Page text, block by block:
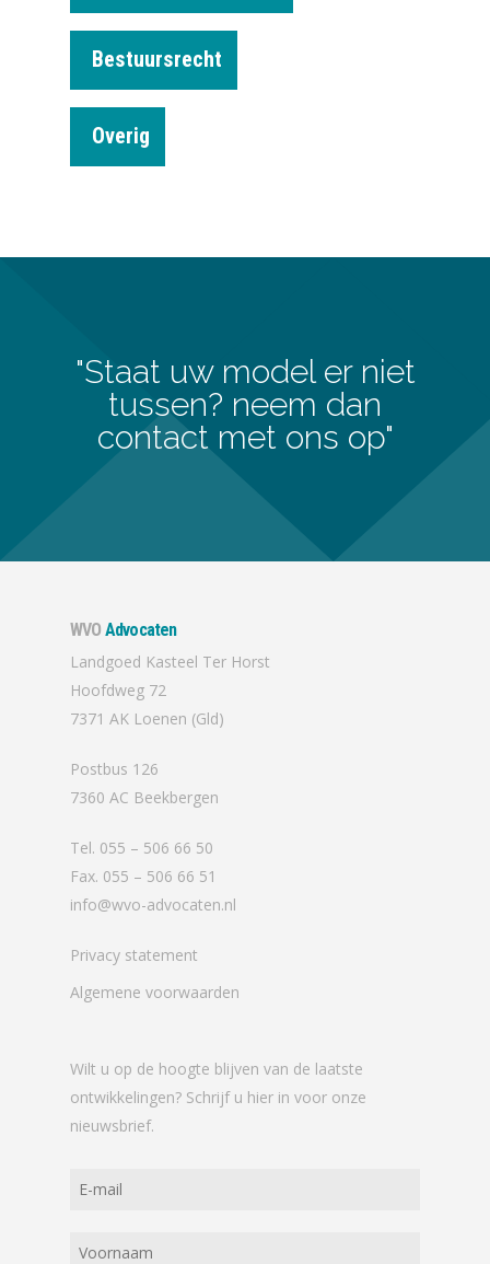
Bestuursrecht
Overig
"Staat uw model er niet
tussen? neem dan
contact met ons op"
WVO Advocaten
Landgoed Kasteel Ter Horst
Hoofdweg 72
7371 AK Loenen (Gld)
Postbus 126
7360 AC Beekbergen
Tel. 055 – 506 66 50
Fax. 055 – 506 66 51
info@wvo-advocaten.nl
Privacy statement
Algemene voorwaarden
Wilt u op de hoogte blijven van de laatste
ontwikkelingen? Schrijf u hier in voor onze
nieuwsbrief.